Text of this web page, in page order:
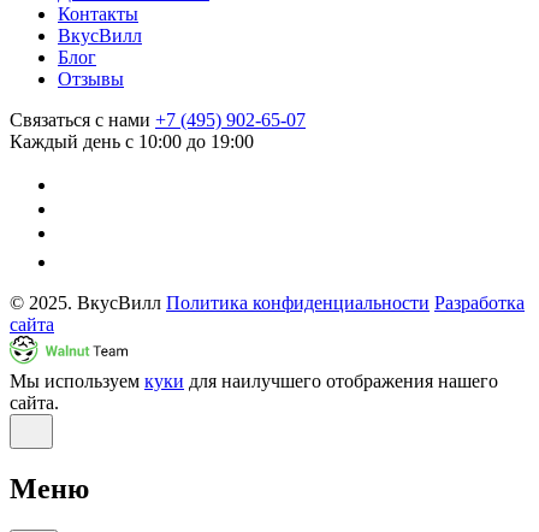
Контакты
ВкусВилл
Блог
Отзывы
Связаться с нами +7 (495) 902-65-07
Каждый день с 10:00 до 19:00
© 2025. ВкусВилл Политика конфиденциальности Разработка
сайта
Мы используем куки для наилучшего отображения нашего
сайта.
Меню